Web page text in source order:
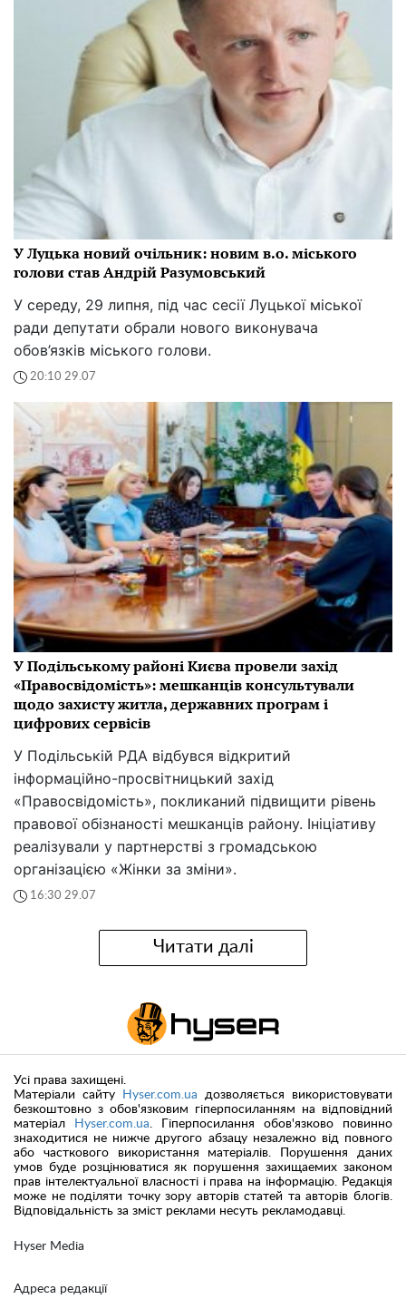
У Луцька новий очільник: новим в.о. міського
голови став Андрій Разумовський
У середу, 29 липня, під час сесії Луцької міської
ради депутати обрали нового виконувача
обов’язків міського голови.
20:10 29.07
У Подільському районі Києва провели захід
«Правосвідомість»: мешканців консультували
щодо захисту житла, державних програм і
цифрових сервісів
У Подільській РДА відбувся відкритий
інформаційно-просвітницький захід
«Правосвідомість», покликаний підвищити рівень
правової обізнаності мешканців району. Ініціативу
реалізували у партнерстві з громадською
організацією «Жінки за зміни».
16:30 29.07
Читати далі
Hyser Media
Адреса редакції
Усі права захищені.
Матеріали сайту
Hyser.com.ua дозволяється використовувати
безкоштовно з обов'язковим гіперпосиланням на відповідний
матеріал
Hyser.com.ua . Гіперпосилання обов'язково повинно
знаходитися не нижче другого абзацу незалежно від повного
або часткового використання матеріалів. Порушення даних
умов буде розцінюватися як порушення захищаемих законом
прав інтелектуальної власності і права на інформацію. Редакція
може не поділяти точку зору авторів статей та авторів блогів.
Відповідальність за зміст реклами несуть рекламодавці.